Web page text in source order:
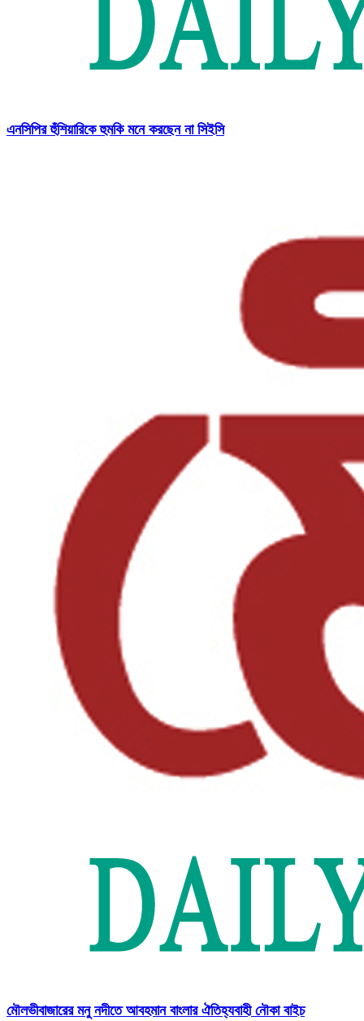
এনসিপির হুঁশিয়ারিকে হুমকি মনে করছেন না সিইসি
মৌলভীবাজারের মনু নদীতে আবহমান বাংলার ঐতিহ্যবাহী নৌকা বাইচ